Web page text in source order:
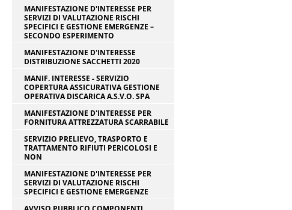
MANIFESTAZIONE D'INTERESSE PER
SERVIZI DI VALUTAZIONE RISCHI
SPECIFICI E GESTIONE EMERGENZE –
SECONDO ESPERIMENTO
MANIFESTAZIONE D'INTERESSE
DISTRIBUZIONE SACCHETTI 2020
MANIF. INTERESSE - SERVIZIO
COPERTURA ASSICURATIVA GESTIONE
OPERATIVA DISCARICA A.S.V.O. SPA
MANIFESTAZIONE D'INTERESSE PER
FORNITURA ATTREZZATURA SCARRABILE
SERVIZIO PRELIEVO, TRASPORTO E
TRATTAMENTO RIFIUTI PERICOLOSI E
NON
MANIFESTAZIONE D'INTERESSE PER
SERVIZI DI VALUTAZIONE RISCHI
SPECIFICI E GESTIONE EMERGENZE